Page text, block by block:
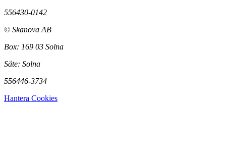
556430-0142
© Skanova AB
Box: 169 03 Solna
Säte: Solna
556446-3734
Hantera Cookies